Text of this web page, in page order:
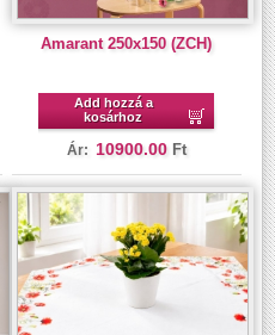
Amarant 250x150 (ZCH)
Add hozzá a
kosárhoz
Ár: 10900.00 Ft